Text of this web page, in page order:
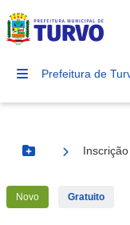
Prefeitura de
Botão Menu
Novo Gratuito